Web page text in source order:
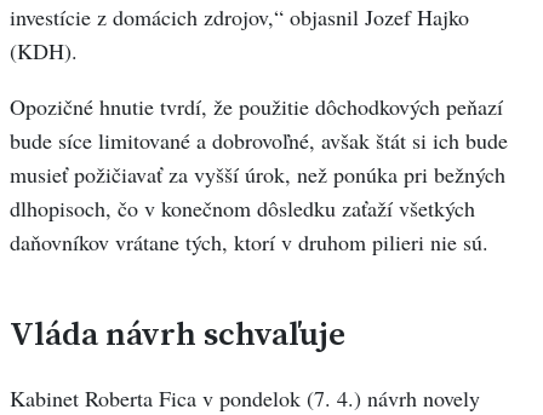
investície z domácich zdrojov,“ objasnil Jozef Hajko
(KDH).
Opozičné hnutie tvrdí, že použitie dôchodkových peňazí
bude síce limitované a dobrovoľné, avšak štát si ich bude
musieť požičiavať za vyšší úrok, než ponúka pri bežných
dlhopisoch, čo v konečnom dôsledku zaťaží všetkých
daňovníkov vrátane tých, ktorí v druhom pilieri nie sú.
Vláda návrh schvaľuje
Kabinet Roberta Fica v pondelok (7. 4.) návrh novely